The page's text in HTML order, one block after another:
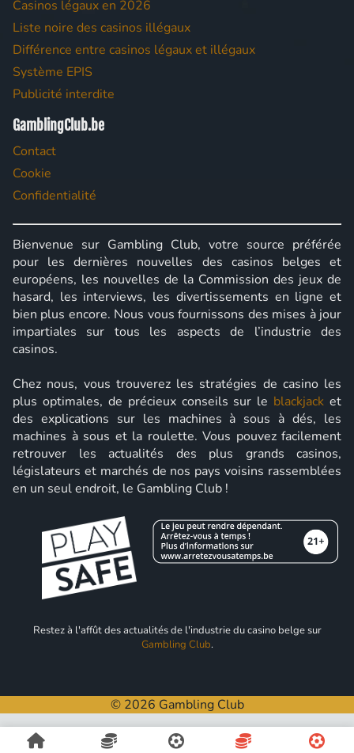
Casinos légaux en 2026
Liste noire des casinos illégaux
Différence entre casinos légaux et illégaux
Système EPIS
Publicité interdite
GamblingClub.be
Contact
Cookie
Confidentialité
Bienvenue sur Gambling Club, votre source préférée
pour les dernières nouvelles des casinos belges et
européens, les nouvelles de la Commission des jeux de
hasard, les interviews, les divertissements en ligne et
bien plus encore. Nous vous fournissons des mises à jour
impartiales sur tous les aspects de l’industrie des
casinos.
Chez nous, vous trouverez les stratégies de casino les
plus optimales, de précieux conseils sur le blackjack et
des explications sur les machines à sous à dés, les
machines à sous et la roulette. Vous pouvez facilement
retrouver les actualités des plus grands casinos,
législateurs et marchés de nos pays voisins rassemblées
en un seul endroit, le Gambling Club !
Restez à l'affût des actualités de l'industrie du casino belge sur
Gambling Club.
© 2026 Gambling Club